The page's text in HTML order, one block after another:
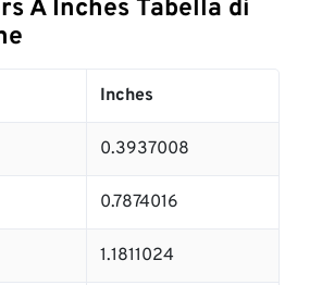
A Inches Tabella di
Inches
0.3937008
0.7874016
1.1811024